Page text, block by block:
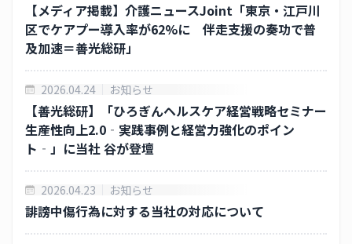
CAICAグループ 採用サイト
個人情報保護方針
保有個人データ又は第三者提供記録に関する周知
【メディア掲載】介護ニュースJoint「東京・江戸川
区でケアプー導入率が62%に 伴走支援の奏功で普
及加速＝善光総研」
2026.04.24 お知らせ
【善光総研】「ひろぎんヘルスケア経営戦略セミナー
生産性向上2.0‐実践事例と経営力強化のポイン
ト‐」に当社 谷が登壇
2026.04.23 お知らせ
誹謗中傷行為に対する当社の対応について